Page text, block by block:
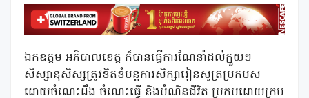
ឯកឧត្តម អភិបាលខេត្ត ក៏បានធ្វើការណែនាំដល់ក្មួយៗ
សិស្សានុសិស្សត្រូវខិតខំបន្តការសិក្សារៀនសូត្រប្រកបស
ដោយចំណេះដឹង ចំណេះធ្វើ និងបំណិនជីវិត ប្រកបដោយក្រម